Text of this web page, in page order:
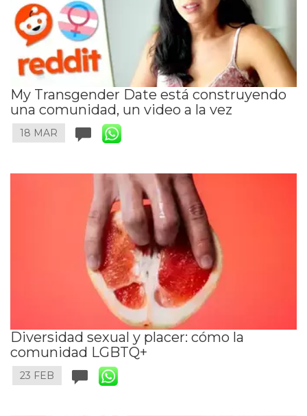
My Transgender Date está construyendo
una comunidad, un video a la vez
18 MAR
Diversidad sexual y placer: cómo la
comunidad LGBTQ+
23 FEB